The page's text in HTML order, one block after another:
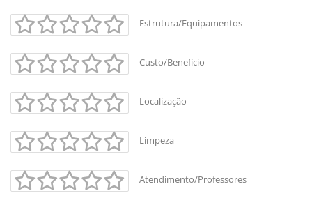
+-
Leaflet
Estrutura/Equipamentos
Custo/Benefício
Localização
Limpeza
Atendimento/Professores